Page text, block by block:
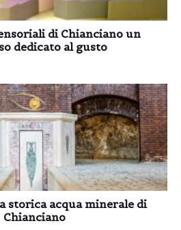
di Chianciano un
dedicato al gusto
storica acqua minerale di
Chianciano